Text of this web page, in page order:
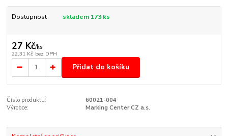
Dostupnost skladem 173 ks
27 Kč/ks
22,31 Kč bez DPH
Přidat do košíku
Číslo produktu:
60021-004
Výrobce:
Marking Center CZ a.s.